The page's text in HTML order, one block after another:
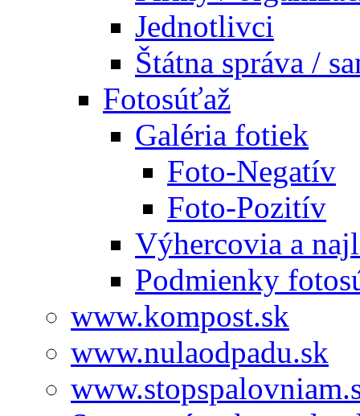
Jednotlivci
Štátna správa /
Fotosúťaž
Galéria fotiek
Foto-Negatív
Foto-Pozitív
Výhercovia a
Podmienky
www.kompost.sk
www.nulaodpadu.sk